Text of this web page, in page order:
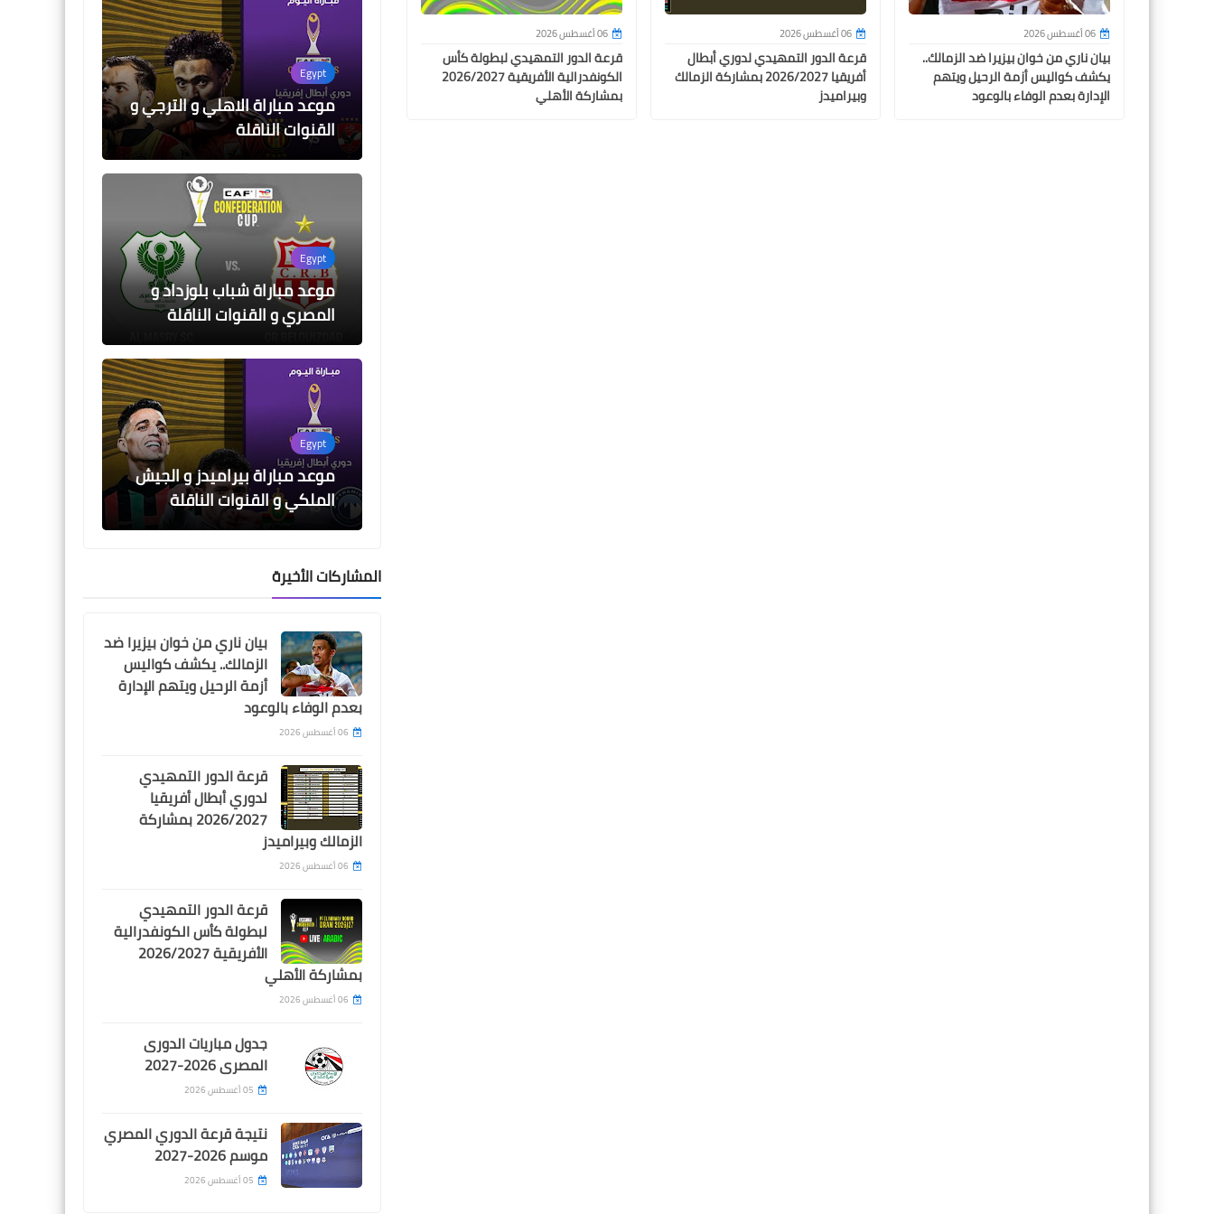
06 أغسطس 2026
بيان ناري من خوان بيزيرا ضد الزمالك..
يكشف كواليس أزمة الرحيل ويتهم
الإدارة بعدم الوفاء بالوعود
06 أغسطس 2026
قرعة الدور التمهيدي لدوري أبطال
أفريقيا 2026/2027 بمشاركة الزمالك
وبيراميدز
06 أغسطس 2026
قرعة الدور التمهيدي لبطولة كأس
الكونفدرالية الأفريقية 2026/2027
بمشاركة الأهلي
جدول مباريات الدورى المصرى 2026-
05 أغسطس 2026
نتيجة قرعة الدوري
2026-2027
21 مارس 2026
Egypt
موعد مباراة الاهلي و الترجي و
القنوات الناقلة
Egypt
موعد مباراة شباب بلوزداد و
المصري و القنوات الناقلة
Egypt
موعد مباراة بيراميدز و الجيش
الملكي و القنوات الناقلة
Egypt
قناة مفتوحة تنقل مباراة
الاهلي و الترجي في ربع نهائي
دوري ابطال افريقيا
اخبار خفيفة
تفاصيل قرار الفيفا الجديد
بإيقاف القيد لنادي الزمالك
للمرة 13 هذا الموسم
Egypt
موعد مباراة الاهلي و الترجي و
القنوات الناقلة
Egypt
المشاركات الأخيرة
بيان ناري من خوان بيزيرا ضد
الزمالك.. يكشف كواليس
أزمة الرحيل ويتهم الإدارة
بعدم الوفاء بالوعود
06 أغسطس 2026
قرعة الدور التمهيدي
لدوري أبطال أفريقيا
2026/2027 بمشاركة
الزمالك وبيراميدز
06 أغسطس 2026
قرعة الدور التمهيدي
لبطولة كأس الكونفدرالية
الأفريقية 2026/2027
بمشاركة الأهلي
06 أغسطس 2026
جدول مباريات الدورى
المصرى 2026-2027
05 أغسطس 2026
نتيجة قرعة الدوري المصري
موسم 2026-2027
05 أغسطس 2026